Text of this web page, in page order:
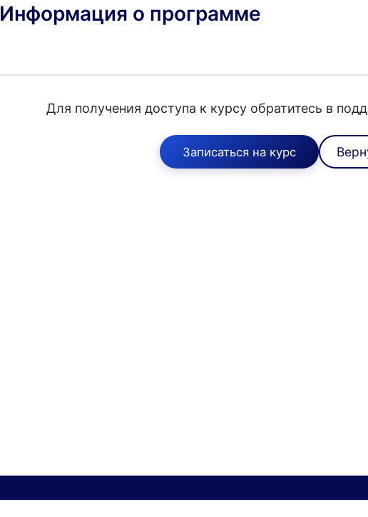
Информация о программе
Для получения доступа к курсу обратитесь в
Записаться на курс